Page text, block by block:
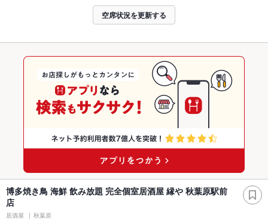
空席状況を更新する
博多焼き鳥 海鮮 飲み放題 完全個室居酒屋 縁や 秋葉原駅前
店
居酒屋 秋葉原